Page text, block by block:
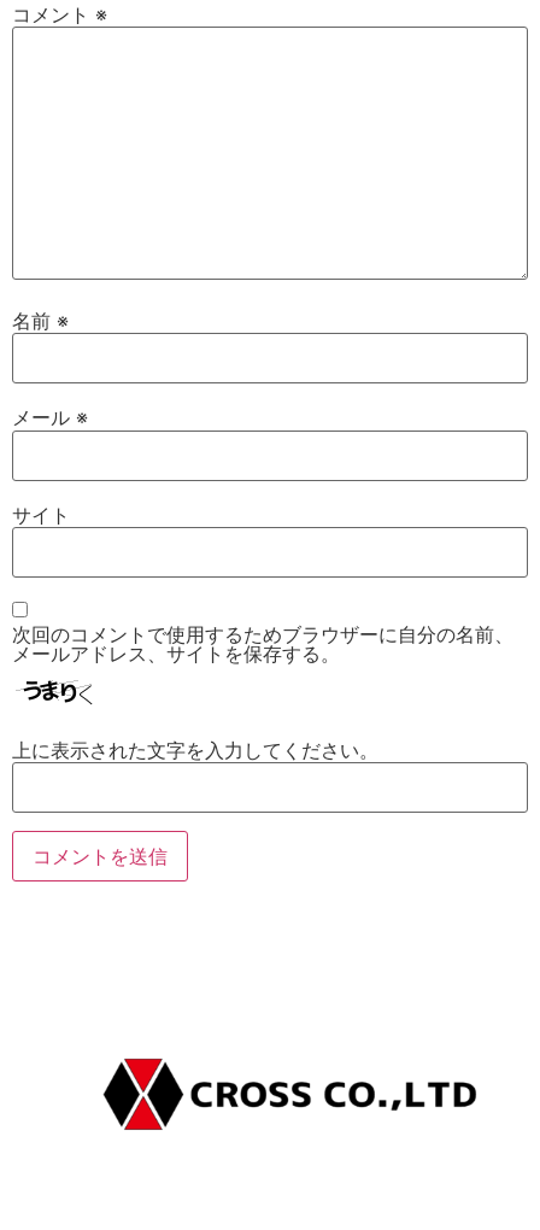
コメント ※
名前 ※
メール ※
サイト
次回のコメントで使用するためブラウザーに自分の名前、
メールアドレス、サイトを保存する。
上に表示された文字を入力してください。